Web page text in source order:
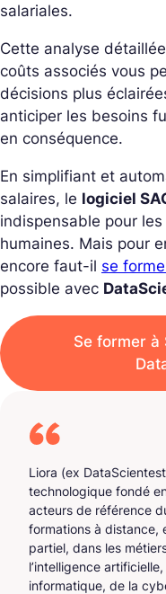
salariales.
Cette analyse
coûts associés vous
décisions plus
anticiper les besoins
en conséquence.
En simplifiant et
salaires, le logiciel
indispensable pour
humaines. Mais pour
encore faut-il se
possible avec
Se former à
Liora (ex
technologique fondé
acteurs de référence
formations à distance,
partiel, dans les
l’intelligence
informatique, de la